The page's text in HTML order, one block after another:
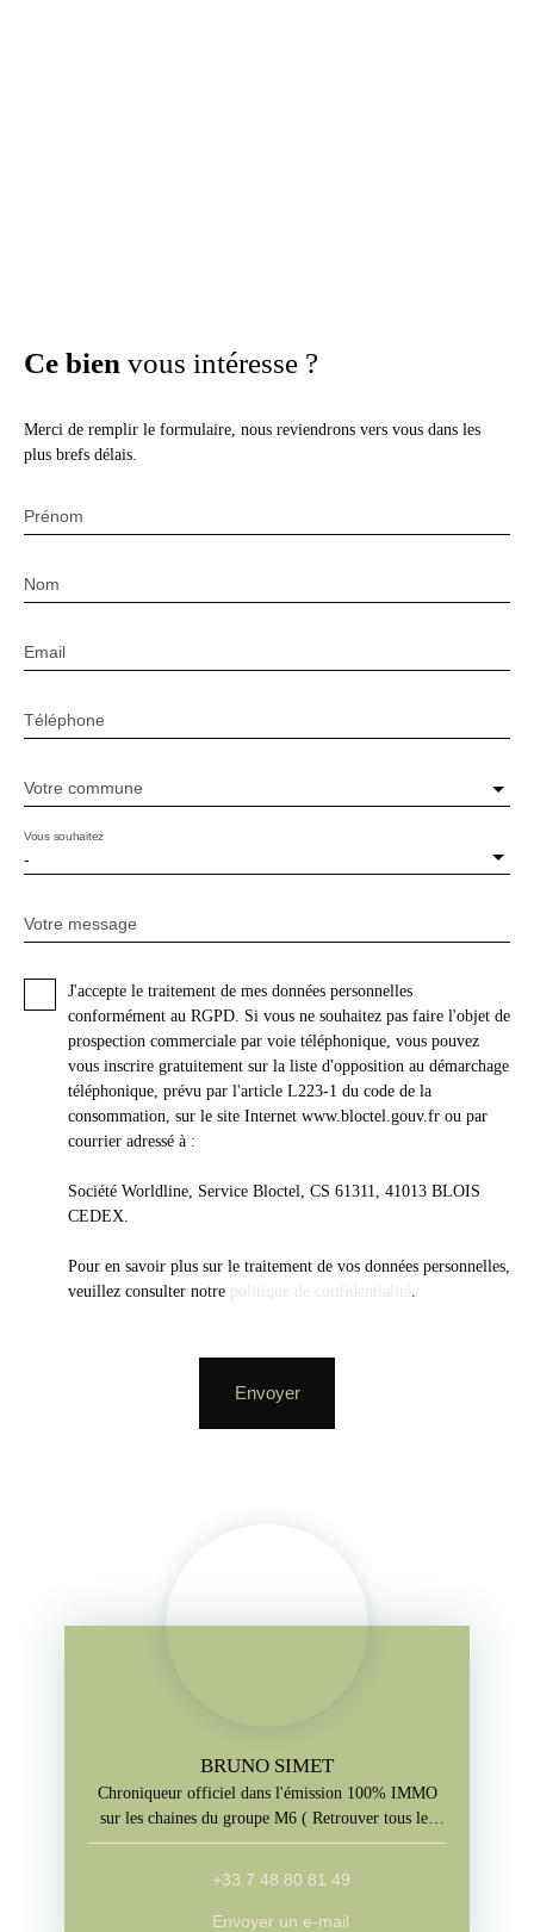
Ce bien vous intéresse ?
Merci de remplir le formulaire, nous reviendrons vers vous dans les
plus brefs délais.
Prénom
Nom
Email
Téléphone
Votre commune
-
Vous souhaitez
Votre message
J'accepte le traitement de mes données personnelles
conformément au RGPD. Si vous ne souhaitez pas faire l'objet de
prospection commerciale par voie téléphonique, vous pouvez
vous inscrire gratuitement sur la liste d'opposition au démarchage
téléphonique, prévu par l'article L223-1 du code de la
consommation, sur le site Internet www.bloctel.gouv.fr ou par
courrier adressé à :
Société Worldline, Service Bloctel, CS 61311, 41013 BLOIS
CEDEX.
Pour en savoir plus sur le traitement de vos données personnelles,
veuillez consulter notre politique de confidentialité
Envoyer
BRUNO SIMET
Chroniqueur officiel dans l'émission 100% IMMO
sur les chaines du groupe M6 ( Retrouver tous les
jours l'emission sur M6+, W9, Paris Première, téva)
+33 7 48 80 81 49
Envoyer un e-mail